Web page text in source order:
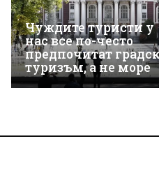
Чуждите туристи у
нас все по-често
предпочитат
туризъм, а не море